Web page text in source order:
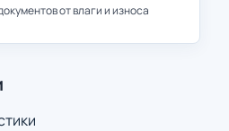
от влаги и износа